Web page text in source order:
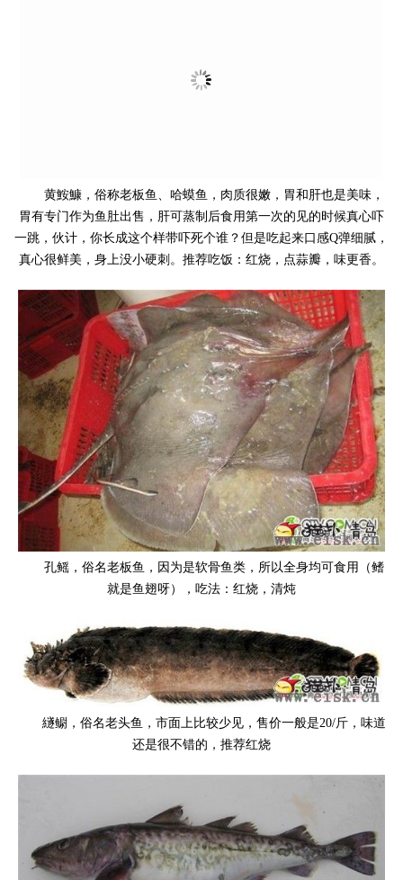
黄鮟鱇，俗称老板鱼、哈蟆鱼，肉质很嫩，胃和肝也是美味，
胃有专门作为鱼肚出售，肝可蒸制后食用第一次的见的时候真心吓
一跳，伙计，你长成这个样带吓死个谁？但是吃起来口感Q弹细腻，
真心很鲜美，身上没小硬刺。推荐吃饭：红烧，点蒜瓣，味更香。
孔鳐，俗名老板鱼，因为是软骨鱼类，所以全身均可食用（鳍
就是鱼翅呀），吃法：红烧，清炖
繸鳚，俗名老头鱼，市面上比较少见，售价一般是20/斤，味道
还是很不错的，推荐红烧